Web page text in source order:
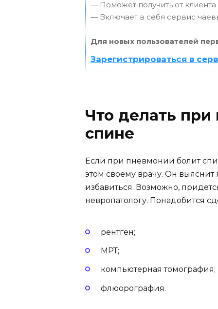
— Поможет получить от
— Включает в себя сервис
Для новых пользователей
Зарегистрироваться в
Что делать
спине
Если при пневмонии болит
этом своему врачу. Он
избавиться. Возможно,
невропатологу. Понадобится
рентген;
МРТ;
компьютерная томография;
флюорография.